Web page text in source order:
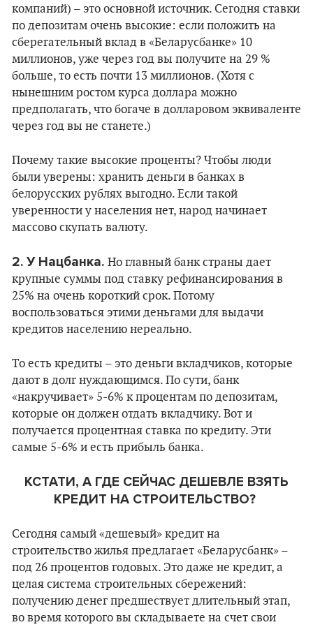
компаний) – это основной источник. Сегодня ставки
по депозитам очень высокие: если положить на
сберегательный вклад в «Беларусбанке» 10
миллионов, уже через год вы получите на 29 %
больше, то есть почти 13 миллионов. (Хотя с
нынешним ростом курса доллара можно
предполагать, что богаче в долларовом эквиваленте
через год вы не станете.)
Почему такие высокие проценты? Чтобы люди
были уверены: хранить деньги в банках в
белорусских рублях выгодно. Если такой
уверенности у населения нет, народ начинает
массово скупать валюту.
2. У Нацбанка. Но главный банк страны дает
крупные суммы под ставку рефинансирования в
25% на очень короткий срок. Потому
воспользоваться этими деньгами для выдачи
кредитов населению нереально.
То есть кредиты – это деньги вкладчиков, которые
дают в долг нуждающимся. По сути, банк
«накручивает» 5-6% к процентам по депозитам,
которые он должен отдать вкладчику. Вот и
получается процентная ставка по кредиту. Эти
самые 5-6% и есть прибыль банка.
КСТАТИ, А ГДЕ СЕЙЧАС ДЕШЕВЛЕ ВЗЯТЬ
КРЕДИТ НА СТРОИТЕЛЬСТВО?
Сегодня самый «дешевый» кредит на
строительство жилья предлагает «Беларусбанк» –
под 26 процентов годовых. Это даже не кредит, а
целая система строительных сбережений:
получению денег предшествует длительный этап,
во время которого вы складываете на счет свои